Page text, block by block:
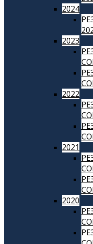
2024
2023
2022
2021
2020